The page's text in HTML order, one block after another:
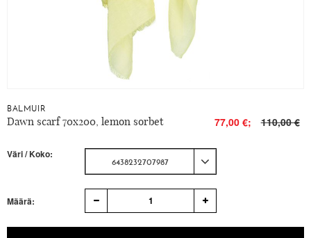
BALMUIR
Dawn scarf 70x200, lemon sorbet 77,00 €; 110,00 €
Väri / Koko:
6438232707987
Määrä: 1